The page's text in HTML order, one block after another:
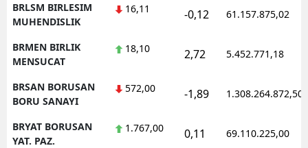
BRLSM BIRLESIM
MUHENDISLIK
16,11 -0,12 61.157.875,02
BRMEN BIRLIK
MENSUCAT
18,10 2,72 5.452.771,18
BRSAN BORUSAN
BORU SANAYI
572,00 -1,89 1.308.264.872,50
BRYAT BORUSAN
YAT. PAZ.
1.767,00 0,11 69.110.225,00